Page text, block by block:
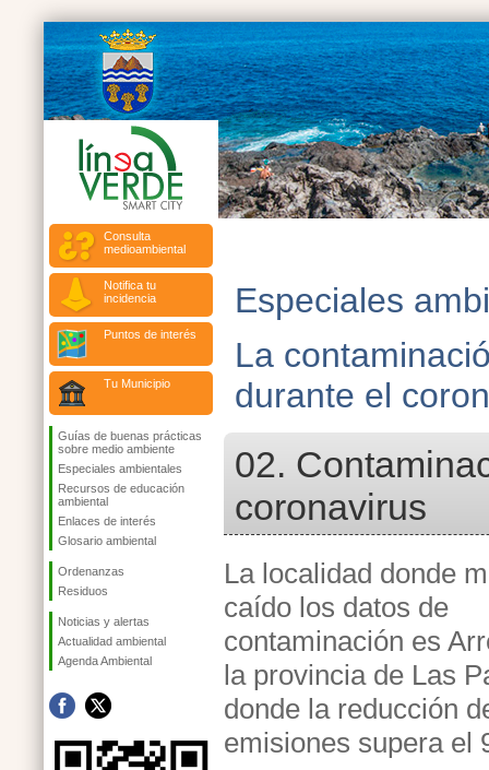
Consulta
medioambiental
Notifica tu
incidencia
Puntos de interés
Tu Municipio
Guías de buenas prácticas
sobre medio ambiente
Especiales ambientales
Recursos de educación
ambiental
Enlaces de interés
Glosario ambiental
Ordenanzas
Residuos
Noticias y alertas
Actualidad ambiental
Agenda Ambiental
Especiales
La
durante el
02.
coronavirus
La localidad donde
caído los datos de
contaminación es
la provincia de Las
donde la reducción
emisiones supera el